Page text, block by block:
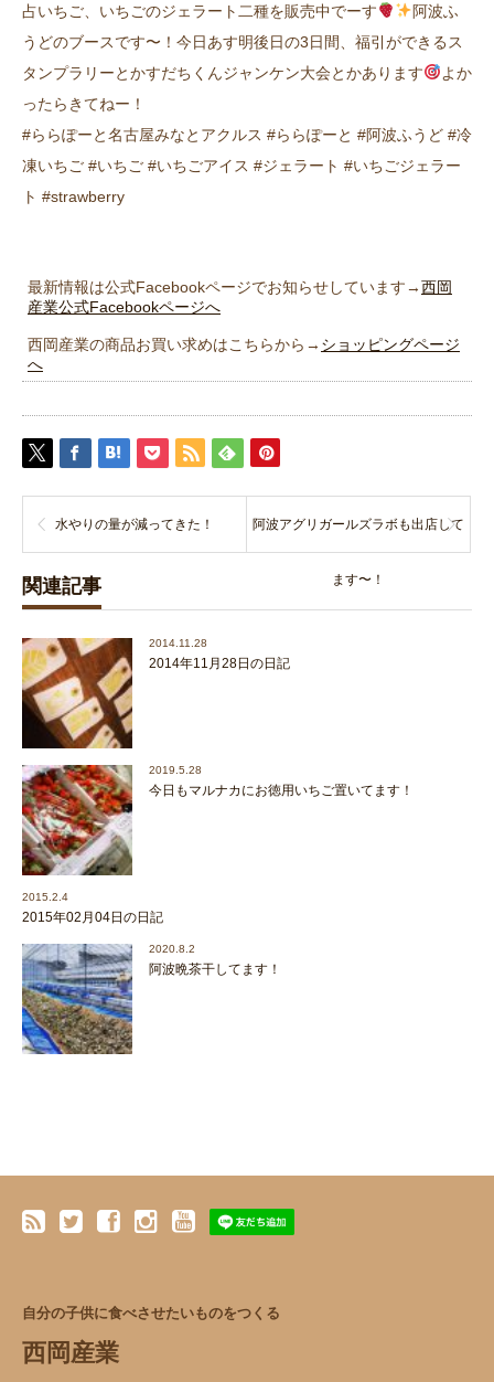
占いちご、いちごのジェラート二種を販売中でーす
阿波ふ
うどのブースです〜！今日あす明後日の3日間、福引ができるス
タンプラリーとかすだちくんジャンケン大会とかあります
よか
ったらきてねー！
#ららぽーと名古屋みなとアクルス #ららぽーと #阿波ふうど #冷
凍いちご #いちご #いちごアイス #ジェラート #いちごジェラー
ト #strawberry
最新情報は公式Facebookページでお知らせしています→西岡
産業公式Facebookページへ
西岡産業の商品お買い求めはこちらから→ ショッピングページ
へ
水やりの量が減ってきた！ 阿波アグリガールズラボも出店して
ます〜！
関連記事
2014.11.28
2014年11月28日の日記
2019.5.28
今日もマルナカにお徳用いちご置いてます！
2015.2.4
2015年02月04日の日記
2020.8.2
阿波晩茶干してます！
自分の子供に食べさせたいものをつくる
西岡産業